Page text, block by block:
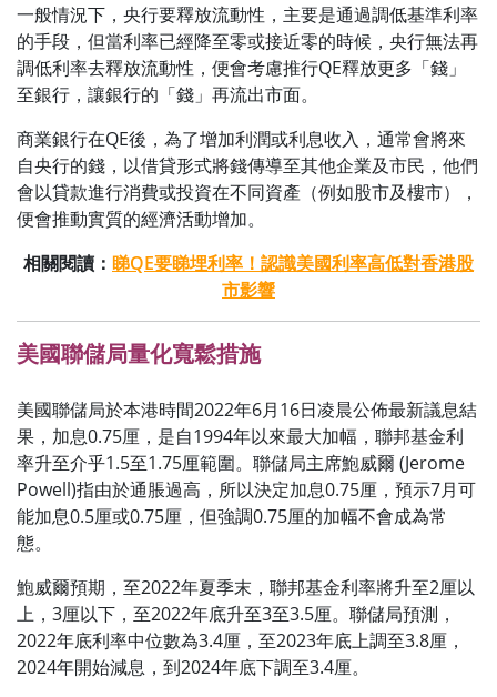
一般情況下，央行要釋放流動性，主要是通過調低基準利率
的手段，但當利率已經降至零或接近零的時候，央行無法再
調低利率去釋放流動性，便會考慮推行QE釋放更多「錢」
至銀行，讓銀行的「錢」再流出市面。
商業銀行在QE後，為了增加利潤或利息收入，通常會將來
自央行的錢，以借貸形式將錢傳導至其他企業及市民，他們
會以貸款進行消費或投資在不同資產（例如股市及樓市），
便會推動實質的經濟活動增加。
相關閱讀： 睇QE要睇埋利率！認識美國利率高低對香港股
市影響
美國聯儲局量化寬鬆措施
美國聯儲局於本港時間2022年6月16日凌晨公佈最新議息結
果，加息0.75厘，是自1994年以來最大加幅，聯邦基金利
率升至介乎1.5至1.75厘範圍。聯儲局主席鮑威爾 (Jerome
Powell)指由於通脹過高，所以決定加息0.75厘，預示7月可
能加息0.5厘或0.75厘，但強調0.75厘的加幅不會成為常
態。
鮑威爾預期，至2022年夏季末，聯邦基金利率將升至2厘以
上，3厘以下，至2022年底升至3至3.5厘。聯儲局預測，
2022年底利率中位數為3.4厘，至2023年底上調至3.8厘，
2024年開始減息，到2024年底下調至3.4厘。